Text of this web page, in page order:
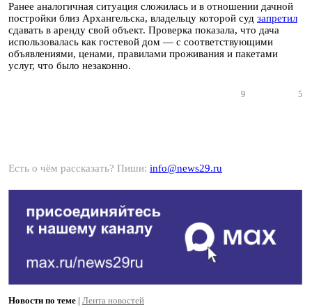
Ранее аналогичная ситуация сложилась и в отношении дачной
постройки близ Архангельска, владельцу которой суд запретил
сдавать в аренду свой объект. Проверка показала, что дача
использовалась как гостевой дом — с соответствующими
объявлениями, ценами, правилами проживания и пакетами
услуг, что было незаконно.
9 5
Есть о чём рассказать? Пиши: info@news29.ru
Новости по теме | Лента новостей